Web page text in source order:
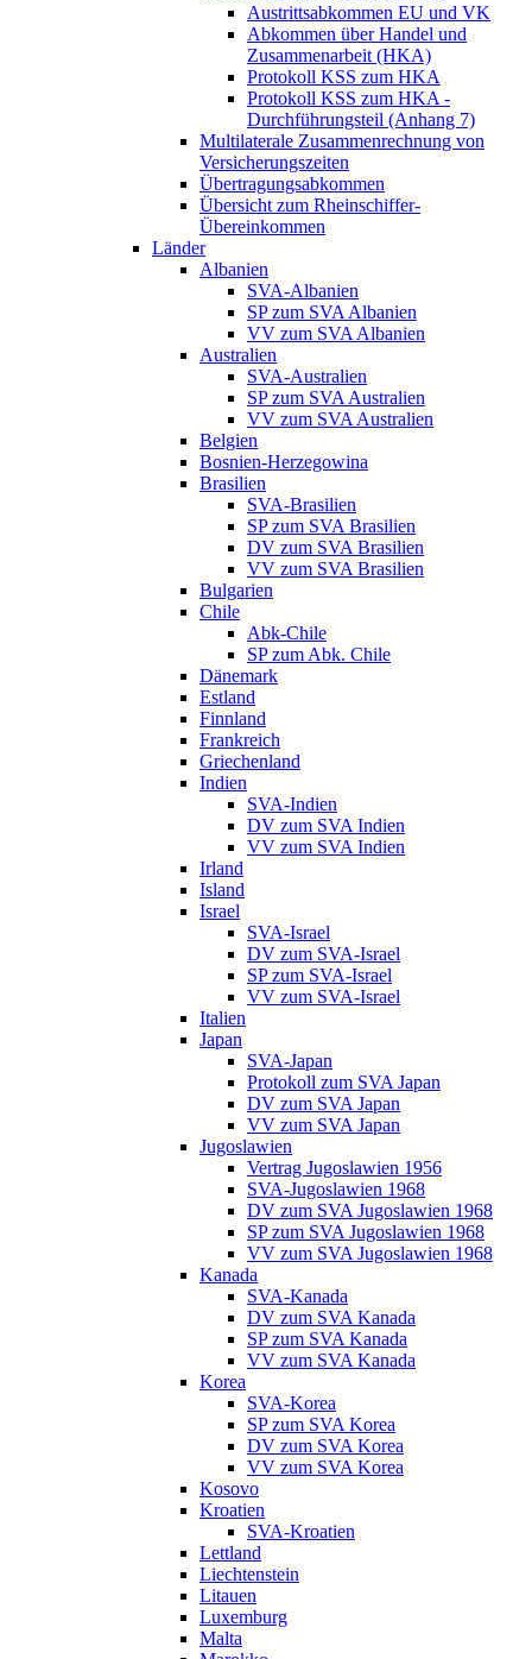
Austrittsabkommen EU und VK
Abkommen über Handel und
Zusammenarbeit (HKA)
Protokoll KSS zum HKA
Protokoll KSS zum HKA -
Durchführungsteil (Anhang 7)
Multilaterale Zusammenrechnung von
Versicherungszeiten
Übertragungsabkommen
Übersicht zum Rheinschiffer-
Übereinkommen
Länder
Albanien
SVA-Albanien
SP zum SVA Albanien
VV zum SVA Albanien
Australien
SVA-Australien
SP zum SVA Australien
VV zum SVA Australien
Belgien
Bosnien-Herzegowina
Brasilien
SVA-Brasilien
SP zum SVA Brasilien
DV zum SVA Brasilien
VV zum SVA Brasilien
Bulgarien
Chile
Abk-Chile
SP zum Abk. Chile
Dänemark
Estland
Finnland
Frankreich
Griechenland
Indien
SVA-Indien
DV zum SVA Indien
VV zum SVA Indien
Irland
Island
Israel
SVA-Israel
DV zum SVA-Israel
SP zum SVA-Israel
VV zum SVA-Israel
Italien
Japan
SVA-Japan
Protokoll zum SVA Japan
DV zum SVA Japan
VV zum SVA Japan
Jugoslawien
Vertrag Jugoslawien 1956
SVA-Jugoslawien 1968
DV zum SVA Jugoslawien 1968
SP zum SVA Jugoslawien 1968
VV zum SVA Jugoslawien 1968
Kanada
SVA-Kanada
DV zum SVA Kanada
SP zum SVA Kanada
VV zum SVA Kanada
Korea
SVA-Korea
SP zum SVA Korea
DV zum SVA Korea
VV zum SVA Korea
Kosovo
Kroatien
SVA-Kroatien
Lettland
Liechtenstein
Litauen
Luxemburg
Malta